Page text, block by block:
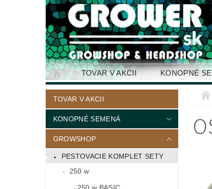
TOVAR V AKCII KONOPNÉ
KONTAKTY
TOVAR V AKCII
KONOPNÉ SEMENÁ
GROWSHOP
PESTOVACIE KOMPLET SETY
250 w
250 w BASIC